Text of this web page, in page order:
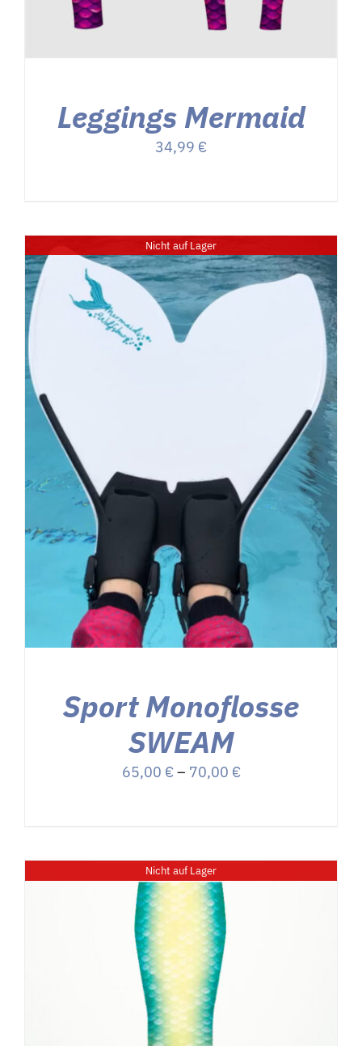
Leggings Mermaid
34,99 €
Nicht auf Lager
Sport Monoflosse
SWEAM
65,00 €– 70,00 €Preisspanne:
Nicht auf Lager